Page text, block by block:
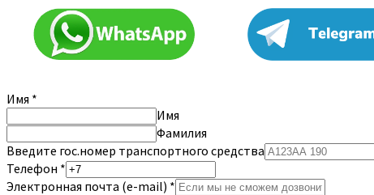
Имя *
Имя
Фамилия
Введите гос.номер транспортного средства
Телефон *
Электронная почта (e-mail) *